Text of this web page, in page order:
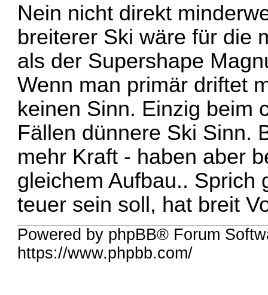
Nein nicht direkt
breiterer Ski wäre für die
als der Supershape
Wenn man primär driftet
keinen Sinn. Einzig beim
Fällen dünnere Ski Sinn.
mehr Kraft - haben aber
gleichem Aufbau.. Sprich
teuer sein soll, hat breit
Powered by phpBB® Forum
https://www.phpbb.com/